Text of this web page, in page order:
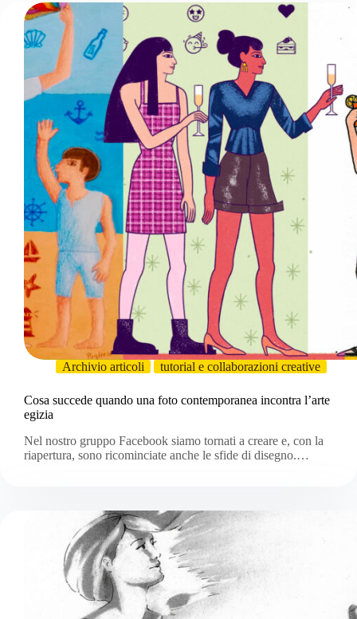
Archivio articoli tutorial e collaborazioni creative
Cosa succede quando una foto contemporanea incontra l’arte
egizia
Nel nostro gruppo Facebook siamo tornati a creare e, con la
riapertura, sono ricominciate anche le sfide di disegno.…